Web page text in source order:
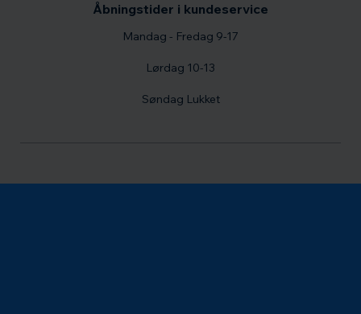
Åbningstider i kundeservice
Mandag - Fredag 9-17
Lørdag 10-13
Søndag Lukket